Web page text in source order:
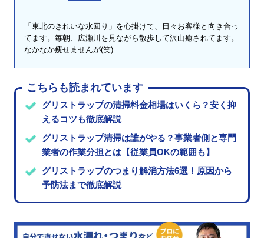
「東北のきれいな水回り」を心掛けて、日々お客様と向き合っ
てます。毎朝、広瀬川を見ながら散歩して沢山癒されてます。
なかなか痩せませんが(笑)
こちらも読まれています
グリストラップの清掃料金相場はいくら？安く抑
えるコツも徹底解説
グリストラップ清掃は誰がやる？事業者側と専門
業者の作業分担とは【従業員OKの範囲も】
グリストラップのつまり解消方法6選！原因から
予防法まで徹底解説